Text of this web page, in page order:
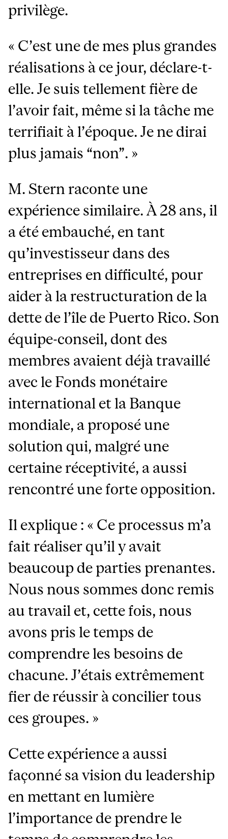
privilège.
« C’est une de mes plus grandes
réalisations à ce jour, déclare-t-
elle. Je suis tellement fière de
l’avoir fait, même si la tâche me
terrifiait à l’époque. Je ne dirai
plus jamais “non”. »
M. Stern raconte une
expérience similaire. À 28 ans, il
a été embauché, en tant
qu’investisseur dans des
entreprises en difficulté, pour
aider à la restructuration de la
dette de l’île de Puerto Rico. Son
équipe-conseil, dont des
membres avaient déjà travaillé
avec le Fonds monétaire
international et la Banque
mondiale, a proposé une
solution qui, malgré une
certaine réceptivité, a aussi
rencontré une forte opposition.
Il explique : « Ce processus m’a
fait réaliser qu’il y avait
beaucoup de parties prenantes.
Nous nous sommes donc remis
au travail et, cette fois, nous
avons pris le temps de
comprendre les besoins de
chacune. J’étais extrêmement
fier de réussir à concilier tous
ces groupes. »
Cette expérience a aussi
façonné sa vision du leadership
en mettant en lumière
l’importance de prendre le